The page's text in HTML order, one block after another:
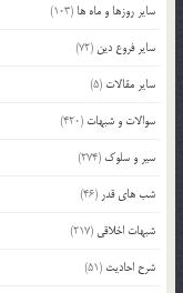
سایر روزها و ماه ها (103)
سایر فروع دین (72)
سایر مقالات (5)
سوالات و شبهات (420)
سیر و سلوک (274)
شب های قدر (46)
شبهات اخلاقی (217)
شرح احادیث (51)